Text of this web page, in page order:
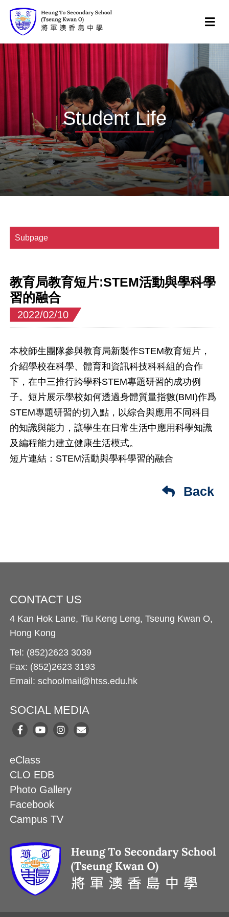
Student Life
Subpage
教育局教育短片:STEM活動與學科學
習的融合
2022/02/10
本校師生團隊參與教育局新製作STEM教育短片，
介紹學校在科學、體育和資訊科技科科組的合作
下，在中三推行跨學科STEM專題研習的成功例
子。短片展示學校如何透過身體質量指數(BMI)作爲
STEM專題研習的切入點，以綜合與應用不同科目
的知識與能力，讓學生在日常生活中應用科學知識
及編程能力建立健康生活模式。
短片連結： STEM活動與學科學習的融合
Back
CONTACT US
4 Kan Hok Lane, Tiu Keng Leng, Tseung Kwan O,
Hong Kong
Tel: (852)2623 3039
Fax: (852)2623 3193
Email: schoolmail@htss.edu.hk
SOCIAL MEDIA
eClass
CLO EDB
Photo Gallery
Facebook
Campus TV